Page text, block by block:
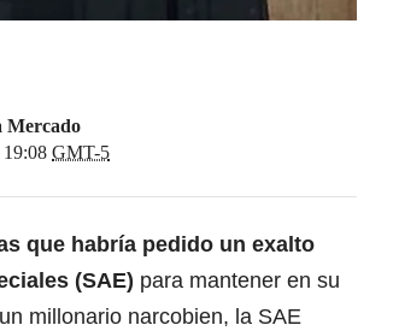
Mercado
GMT-5
que habría pedido un exalto
(SAE) para mantener en su
millonario narcobien, la SAE